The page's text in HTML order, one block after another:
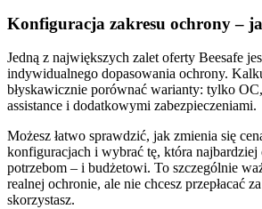
Konfiguracja zakresu ochrony –
Jedną z największych zalet oferty Beesafe
indywidualnego dopasowania ochrony.
błyskawicznie porównać warianty: tylko
assistance i dodatkowymi zabezpieczeniami.
Możesz łatwo sprawdzić, jak zmienia się
konfiguracjach i wybrać tę, która
potrzebom – i budżetowi. To szczególnie
realnej ochronie, ale nie chcesz przepłacać
skorzystasz.